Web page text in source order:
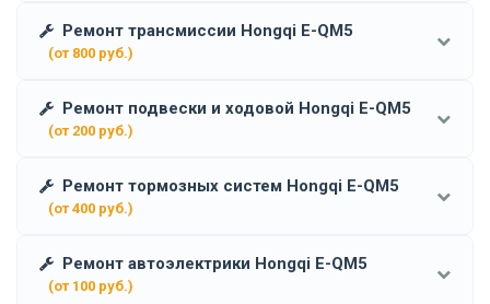
Ремонт трансмиссии Hongqi E-QM5
(от 800 руб.)
Ремонт подвески и ходовой Hongqi E-QM5
(от 200 руб.)
Ремонт тормозных систем Hongqi E-QM5
(от 400 руб.)
Ремонт автоэлектрики Hongqi E-QM5
(от 100 руб.)